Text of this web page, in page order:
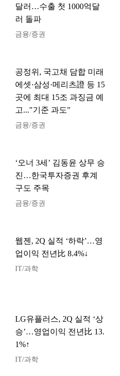
달러…수출 첫 1000억달
러 돌파
금융/증권
공정위, 국고채 담합 미래
에셋·삼성·메리츠證 등 15
곳에 최대 15조 과징금 예
고..."기준 과도"
금융/증권
‘오너 3세’ 김동윤 상무 승
진…한국투자증권 후계
구도 주목
금융/증권
웹젠, 2Q 실적 ‘하락’…영
업이익 전년比 8.4%↓
IT/과학
LG유플러스, 2Q 실적 ‘상
승’…영업이익 전년比 13.
1%↑
IT/과학